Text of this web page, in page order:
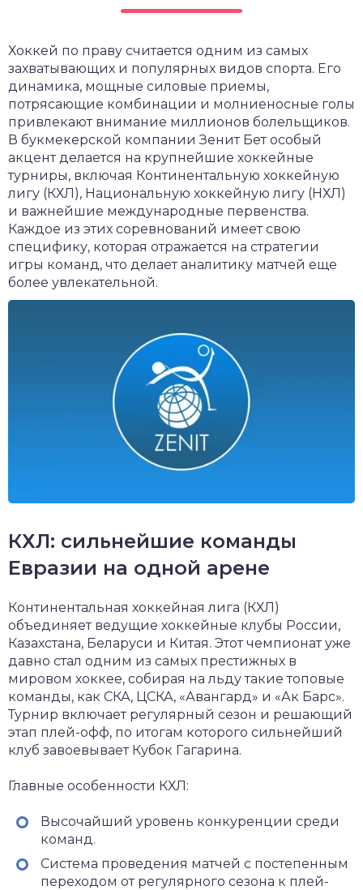
Хоккей по праву считается одним из самых
захватывающих и популярных видов спорта. Его
динамика, мощные силовые приемы,
потрясающие комбинации и молниеносные голы
привлекают внимание миллионов болельщиков.
В букмекерской компании Зенит Бет особый
акцент делается на крупнейшие хоккейные
турниры, включая Континентальную хоккейную
лигу (КХЛ), Национальную хоккейную лигу (НХЛ)
и важнейшие международные первенства.
Каждое из этих соревнований имеет свою
специфику, которая отражается на стратегии
игры команд, что делает аналитику матчей еще
более увлекательной.
КХЛ: сильнейшие команды
Евразии на одной арене
Континентальная хоккейная лига (КХЛ)
объединяет ведущие хоккейные клубы России,
Казахстана, Беларуси и Китая. Этот чемпионат уже
давно стал одним из самых престижных в
мировом хоккее, собирая на льду такие топовые
команды, как СКА, ЦСКА, «Авангард» и «Ак Барс».
Турнир включает регулярный сезон и решающий
этап плей-офф, по итогам которого сильнейший
клуб завоевывает Кубок Гагарина.
Главные особенности КХЛ:
Высочайший уровень конкуренции среди
команд.
Система проведения матчей с постепенным
переходом от регулярного сезона к плей-
крыши и кровли
и уход